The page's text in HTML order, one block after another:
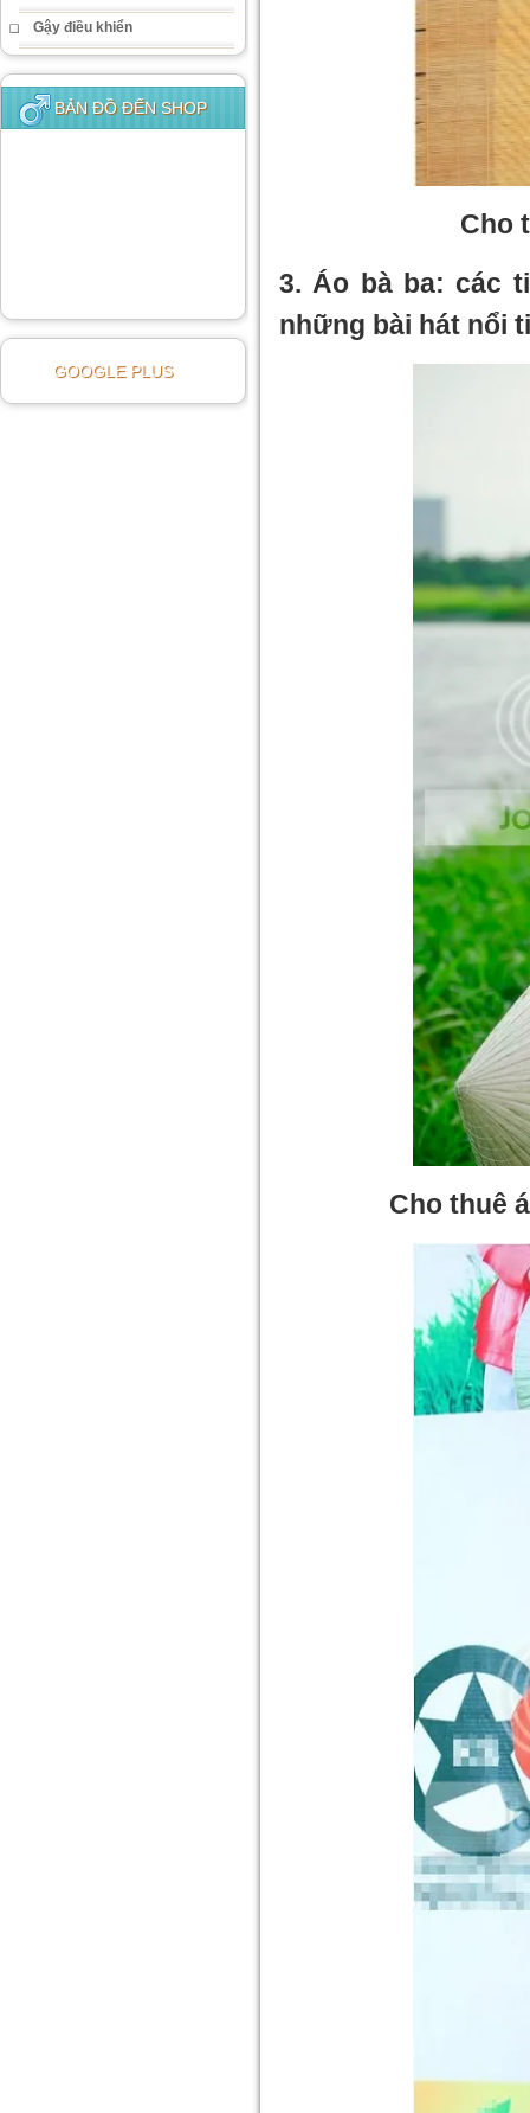
Gậy điều khiển
BẢN ĐỒ ĐẾN SHOP
GOOGLE PLUS
Cho
3. Áo bà ba: các
những bài hát nổi
Cho thuê